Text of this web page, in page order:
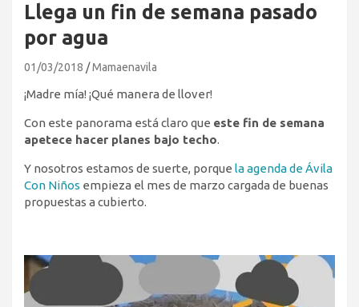
Llega un fin de semana pasado
por agua
01/03/2018 Mamaenavila
¡Madre mía! ¡Qué manera de llover!
Con este panorama está claro que este fin de semana
apetece hacer planes bajo techo.
Y nosotros estamos de suerte, porque la agenda de Ávila
Con Niños empieza el mes de marzo cargada de buenas
propuestas a cubierto.